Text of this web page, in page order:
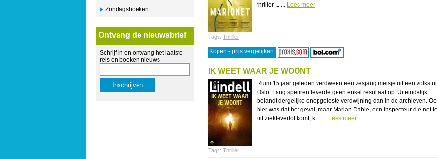
Zondagsboeken
Ontvang de nieuwsbrief
Schrijf in en ontvang het laatste
reis en boeken nieuws
thriller ... ... Lees meer
Tags: Thriller
Kopen - prijs vergelijken:
IK WEET WAAR JE WOONT
Ruim 15 jaar geleden verdween een zesjarig meisje uit een
Oslo. Lang speuren leverde geen enkel resultaat op. Uiteindelijk
belandt dergelijke onopgeloste verdwijning dan in de archieven.
hier was dat het geval, maar Marian Dahle, een inspecteur die net
uit ziekteverlof komt, k ... ... Lees meer
Tags: Thriller